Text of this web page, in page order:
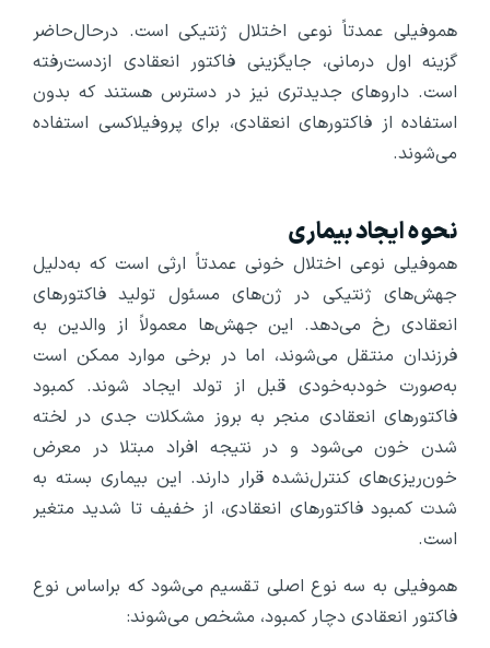
هموفیلی عمدتاً نوعی اختلال ژنتیکی است. درحال‌حاضر
گزینه اول درمانی، جایگزینی فاکتور انعقادی ازدست‌رفته
است. داروهای جدیدتری نیز در دسترس هستند که بدون
استفاده از فاکتورهای انعقادی، برای پروفیلاکسی استفاده
می‌شوند.
نحوه ایجاد بیماری
هموفیلی نوعی اختلال خونی عمدتاً ارثی است که به‌دلیل
جهش‌های ژنتیکی در ژن‌های مسئول تولید فاکتورهای
انعقادی رخ می‌دهد. این جهش‌ها معمولاً از والدین به
فرزندان منتقل می‌شوند، اما در برخی موارد ممکن است
به‌صورت خودبه‌خودی قبل از تولد ایجاد شوند. کمبود
فاکتورهای انعقادی منجر به بروز مشکلات جدی در لخته
شدن خون می‌شود و در نتیجه افراد مبتلا در معرض
خون‌ریزی‌های کنترل‌نشده قرار دارند. این بیماری بسته به
شدت کمبود فاکتورهای انعقادی، از خفیف تا شدید متغیر
است.
هموفیلی به سه نوع اصلی تقسیم می‌شود که براساس نوع
فاکتور انعقادی دچار کمبود، مشخص می‌شوند: